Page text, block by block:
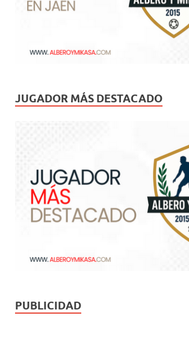
JUGADOR MÁS DESTACADO
PUBLICIDAD